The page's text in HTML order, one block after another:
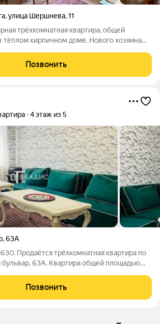
,улица Шершнева,11
трёхкомнатная квартира, общей
тёплом кирпичном доме. Нового хозяина
балкон, во всей квартире установлены
На
Позвонить
4 этаж из 5
,63А
Продаётся трёхкомнатная квартира по
63А. Квартира общей площадью
комната имеет свою
готова стать
Позвонить